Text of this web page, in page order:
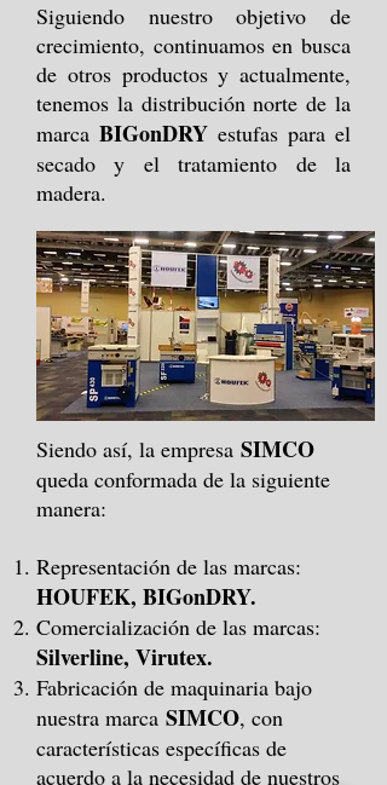
Siguiendo nuestro objetivo de
crecimiento, continuamos en busca
de otros productos y actualmente,
tenemos la distribución norte de la
marca BIGonDRY estufas para el
secado y el tratamiento de la
madera.
Siendo así, la empresa SIMCO
queda conformada de la siguiente
manera:
Representación de las marcas:
HOUFEK, BIGonDRY.
Comercialización de las marcas:
Silverline, Virutex.
Fabricación de maquinaria bajo
nuestra marca SIMCO, con
características específicas de
acuerdo a la necesidad de nuestros